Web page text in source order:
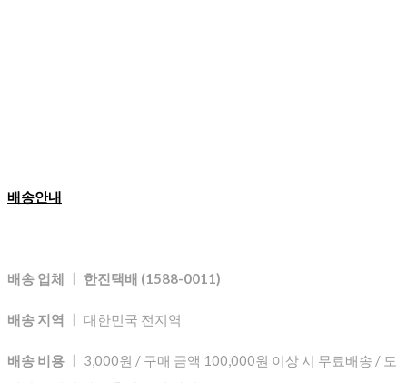
배송안내
배송 업체 ㅣ 한진택배 (1588-0011)
배송 지역 ㅣ 대한민국 전지역
배송 비용 ㅣ 3,000원 / 구매 금액 100,000원 이상 시 무료배송 / 도